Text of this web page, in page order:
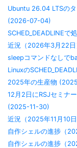
Ubuntu 26.04 LTSの
(2026-07-04)
SCHED_DEADLINE
近況（2026年3月22
sleepコマンドなしで
Linuxの
2025年の生産物
12月2日にRSJセミナ
(2025-11-30)
近況（2025年11月10
自作シェルの進捗（
自作シェルの進捗（